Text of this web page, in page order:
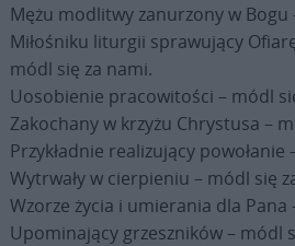
Mężu modlitwy zanurzony w Bogu
Miłośniku liturgii sprawujący
módl się za nami.
Uosobienie pracowitości – módl
Zakochany w krzyżu Chrystusa –
Przykładnie realizujący powołanie
Wytrwały w cierpieniu – módl się
Wzorze życia i umierania dla Pana
Upominający grzeszników – módl